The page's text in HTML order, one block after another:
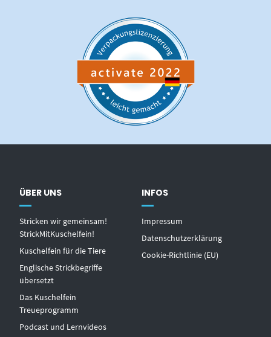
ÜBER UNS
Stricken wir gemeinsam!
StrickMitKuschelfein!
Kuschelfein für die Tiere
Englische Strickbegriffe
übersetzt
Das Kuschelfein
Treueprogramm
Podcast und Lernvideos
INFOS
Impressum
Datenschutzerklärung
Cookie-Richtlinie (EU)